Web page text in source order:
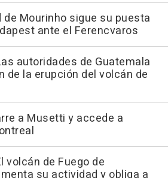
de Mourinho sigue su puesta
ante el Ferencvaros
autoridades de Guatemala
de la erupción del volcán de
a Musetti y accede a
volcán de Fuego de